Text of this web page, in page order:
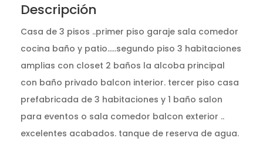
Descripción
Casa de 3 pisos ..primer piso garaje sala comedor
cocina baño y patio.....segundo piso 3 habitaciones
amplias con closet 2 baños la alcoba principal
con baño privado balcon interior. tercer piso casa
prefabricada de 3 habitaciones y 1 baño salon
para eventos o sala comedor balcon exterior ..
excelentes acabados. tanque de reserva de agua.